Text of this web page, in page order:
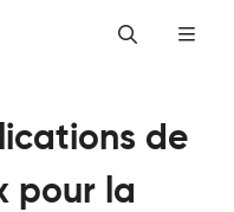
de
pour la